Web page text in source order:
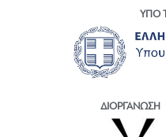
ΥΠΟ
ΔΙΟΡΓΑΝΩΣΗ